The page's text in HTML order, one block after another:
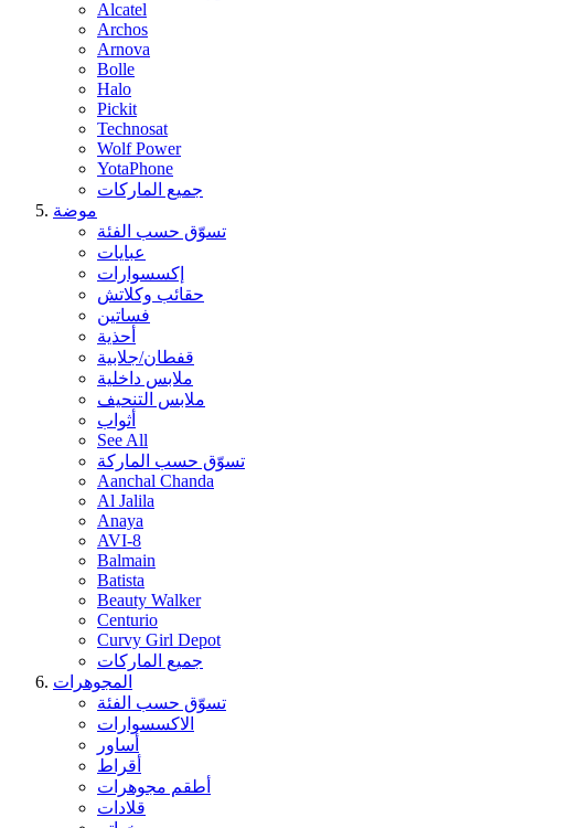
Alcatel
Archos
Arnova
Bolle
Halo
Pickit
Technosat
Wolf Power
YotaPhone
جميع الماركات
موضة
تسوّق حسب الفئة
عبايات
إكسسوارات
حقائب وكلاتش
فساتين
أحذية
قفطان/جلابية
ملابس داخلية
ملابس التنحيف
أثواب
See All
تسوّق حسب الماركة
Aanchal Chanda
Al Jalila
Anaya
AVI-8
Balmain
Batista
Beauty Walker
Centurio
Curvy Girl Depot
جميع الماركات
المجوهرات
تسوّق حسب الفئة
الاكسسوارات
أساور
أقراط
أطقم مجوهرات
قلادات